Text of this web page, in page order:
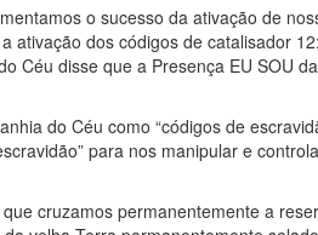
o sucesso da ativação de
ativação dos códigos de catalisador
Céu disse que a Presença EU SOU
do Céu como “códigos de
para nos manipular e
cruzamos permanentemente a